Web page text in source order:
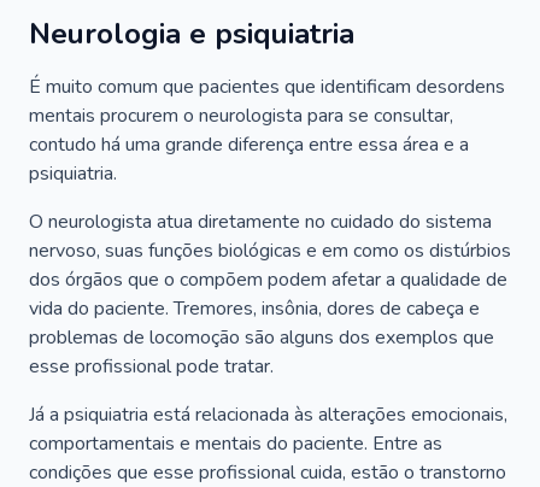
Neurologia e psiquiatria
É muito comum que pacientes que identificam desordens
mentais procurem o neurologista para se consultar,
contudo há uma grande diferença entre essa área e a
psiquiatria.
O neurologista atua diretamente no cuidado do sistema
nervoso, suas funções biológicas e em como os distúrbios
dos órgãos que o compõem podem afetar a qualidade de
vida do paciente. Tremores, insônia, dores de cabeça e
problemas de locomoção são alguns dos exemplos que
esse profissional pode tratar.
Já a psiquiatria está relacionada às alterações emocionais,
comportamentais e mentais do paciente. Entre as
condições que esse profissional cuida, estão o transtorno